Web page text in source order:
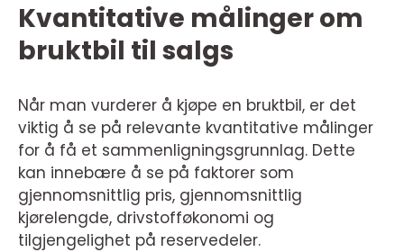
Kvantitative målinger om
bruktbil til salgs
Når man vurderer å kjøpe en bruktbil, er det
viktig å se på relevante kvantitative målinger
for å få et sammenligningsgrunnlag. Dette
kan innebære å se på faktorer som
gjennomsnittlig pris, gjennomsnittlig
kjørelengde, drivstofføkonomi og
tilgjengelighet på reservedeler.